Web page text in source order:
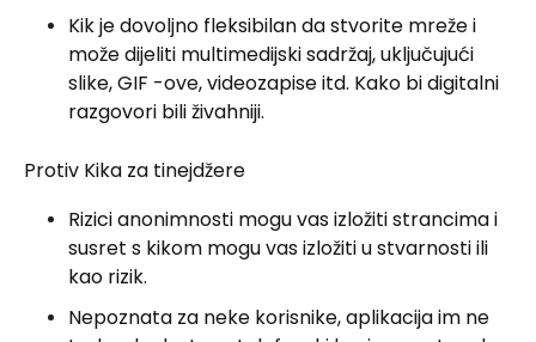
Kik je dovoljno fleksibilan da stvorite mreže i
može dijeliti multimedijski sadržaj, uključujući
slike, GIF -ove, videozapise itd. Kako bi digitalni
razgovori bili živahniji.
Protiv Kika za tinejdžere
Rizici anonimnosti mogu vas izložiti strancima i
susret s kikom mogu vas izložiti u stvarnosti ili
kao rizik.
Nepoznata za neke korisnike, aplikacija im ne